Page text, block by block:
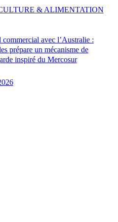
commercial avec l’Australie :
prépare un mécanisme de
inspiré du Mercosur
& ALIMENTATION